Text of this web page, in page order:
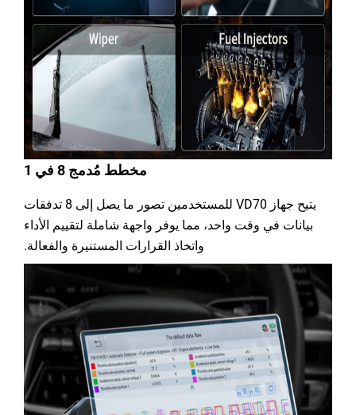
مخطط مُدمج 8 في 1
يتيح جهاز VD70 للمستخدمين تصور ما يصل إلى 8 تدفقات
بيانات في وقت واحد، مما يوفر واجهة شاملة لتقييم الأداء
واتخاذ القرارات المستنيرة والفعالة.